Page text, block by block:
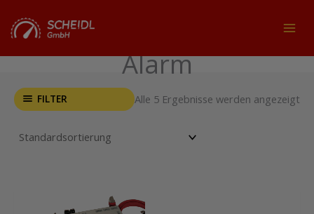
Inhalt
springen
Alarm
FILTER Alle 5 Ergebnisse werden angezeigt